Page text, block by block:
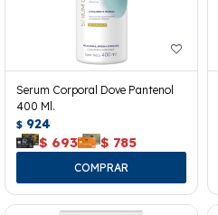
Serum Corporal Dove Pantenol
400 Ml.
$ 924
$ 693 $ 785